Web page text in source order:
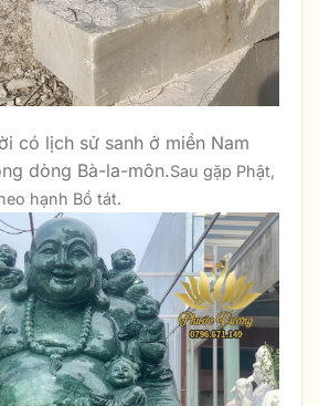
có lịch sử sanh ở miền Nam
dòng Bà-la-môn.Sau gặp Phật,
hạnh Bồ tát.